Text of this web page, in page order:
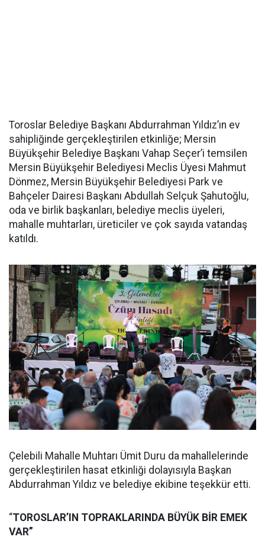
Toroslar Belediye Başkanı Abdurrahman Yıldız’ın ev
sahipliğinde gerçekleştirilen etkinliğe; Mersin
Büyükşehir Belediye Başkanı Vahap Seçer’i temsilen
Mersin Büyükşehir Belediyesi Meclis Üyesi Mahmut
Dönmez, Mersin Büyükşehir Belediyesi Park ve
Bahçeler Dairesi Başkanı Abdullah Selçuk Şahutoğlu,
oda ve birlik başkanları, belediye meclis üyeleri,
mahalle muhtarları, üreticiler ve çok sayıda vatandaş
katıldı.
Çelebili Mahalle Muhtarı Ümit Duru da mahallelerinde
gerçekleştirilen hasat etkinliği dolayısıyla Başkan
Abdurrahman Yıldız ve belediye ekibine teşekkür etti.
“TOROSLAR’IN TOPRAKLARINDA BÜYÜK BİR EMEK
VAR”